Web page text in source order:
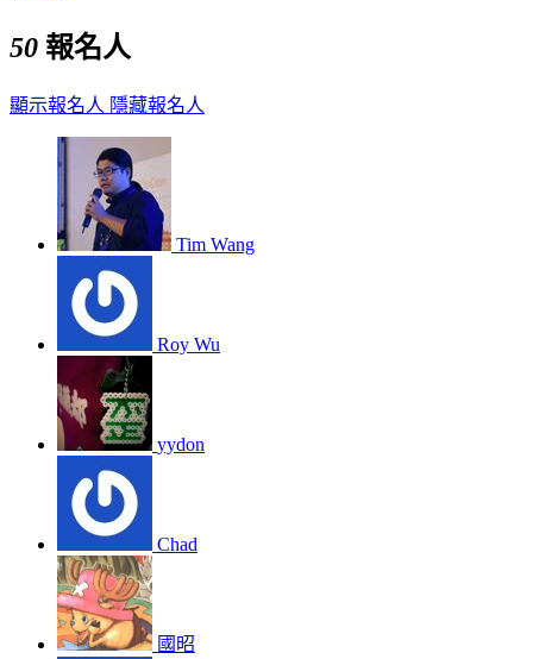
50 報名人
顯示報名人 隱藏報名人
Tim Wang
Roy Wu
yydon
Chad
國昭